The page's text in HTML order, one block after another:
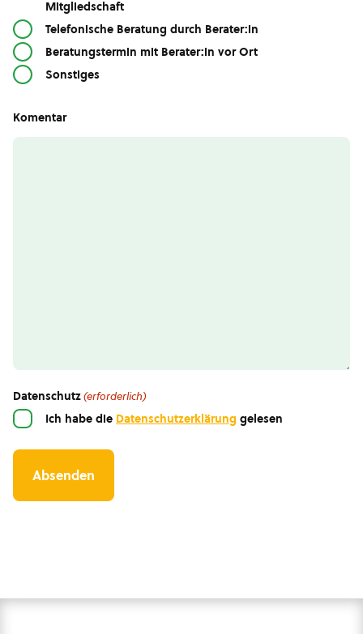
Mitgliedschaft
Telefonische Beratung durch Berater:in
Beratungstermin mit Berater:in vor Ort
Sonstiges
Komentar
Datenschutz(erforderlich)
Ich habe die Datenschutzerklärung gelesen